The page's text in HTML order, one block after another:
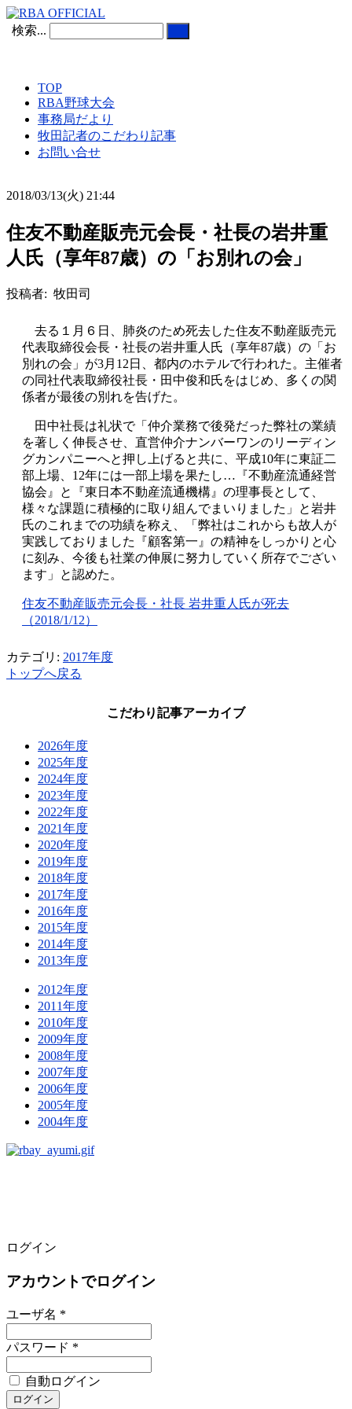
検索...
TOP
RBA野球大会
事務局だより
牧田記者のこだわり記事
お問い合せ
2018/03/13(火) 21:44
住友不動産販売元会長・社長の岩井重
人氏（享年87歳）の「お別れの会」
投稿者: 牧田司
去る１月６日、肺炎のため死去した住友不動産販売元
代表取締役会長・社長の岩井重人氏（享年87歳）の「お
別れの会」が3月12日、都内のホテルで行われた。主催者
の同社代表取締役社長・田中俊和氏をはじめ、多くの関
係者が最後の別れを告げた。
田中社長は礼状で「仲介業務で後発だった弊社の業績
を著しく伸長させ、直営仲介ナンバーワンのリーディン
グカンパニーへと押し上げると共に、平成10年に東証二
部上場、12年には一部上場を果たし…『不動産流通経営
協会』と『東日本不動産流通機構』の理事長として、
様々な課題に積極的に取り組んでまいりました」と岩井
氏のこれまでの功績を称え、「弊社はこれからも故人が
実践しておりました『顧客第一』の精神をしっかりと心
に刻み、今後も社業の伸展に努力していく所存でござい
ます」と認めた。
住友不動産販売元会長・社長 岩井重人氏が死去
（2018/1/12）
カテゴリ: 2017年度
トップへ戻る
こだわり記事アーカイブ
2026年度
2025年度
2024年度
2023年度
2022年度
2021年度
2020年度
2019年度
2018年度
2017年度
2016年度
2015年度
2014年度
2013年度
2012年度
2011年度
2010年度
2009年度
2008年度
2007年度
2006年度
2005年度
2004年度
ログイン
アカウントでログイン
ユーザ名 *
パスワード *
自動ログイン